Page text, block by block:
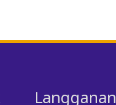
Langganan